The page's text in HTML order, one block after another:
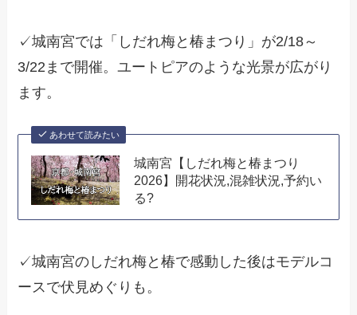
✓城南宮では「しだれ梅と椿まつり」が2/18～
3/22まで開催。ユートピアのような光景が広がり
ます。
あわせて読みたい
城南宮【しだれ梅と椿まつり
2026】開花状況,混雑状況,予約い
る?
✓城南宮のしだれ梅と椿で感動した後はモデルコ
ースで伏見めぐりも。